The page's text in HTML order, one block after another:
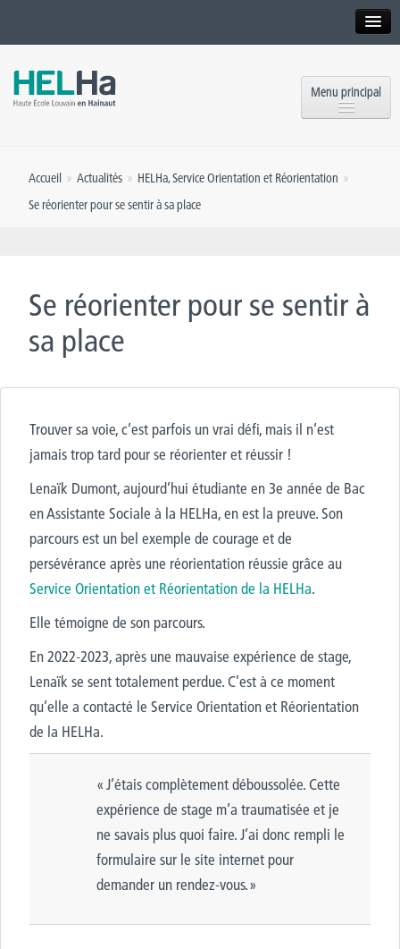
Menu principal
Rencontrez-nous
Accueil » Actualités » HELHa,Service Orientation et Réorientation »
Se réorienter pour se sentir à sa place
Se réorienter pour se sentir à
sa place
Trouver sa voie, c’est parfois un vrai défi, mais il n’est
jamais trop tard pour se réorienter et réussir !
Lenaïk Dumont, aujourd’hui étudiante en 3e année de Bac
en Assistante Sociale à la HELHa, en est la preuve. Son
parcours est un bel exemple de courage et de
persévérance après une réorientation réussie grâce au
Service Orientation et Réorientation de la HELHa.
Elle témoigne de son parcours.
En 2022-2023, après une mauvaise expérience de stage,
Lenaïk se sent totalement perdue. C’est à ce moment
qu’elle a contacté le Service Orientation et Réorientation
de la HELHa.
« J’étais complètement déboussolée. Cette
expérience de stage m’a traumatisée et je
ne savais plus quoi faire. J’ai donc rempli le
formulaire sur le site internet pour
demander un rendez-vous. »